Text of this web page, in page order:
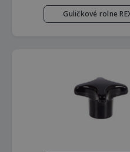
Guličkové rolne